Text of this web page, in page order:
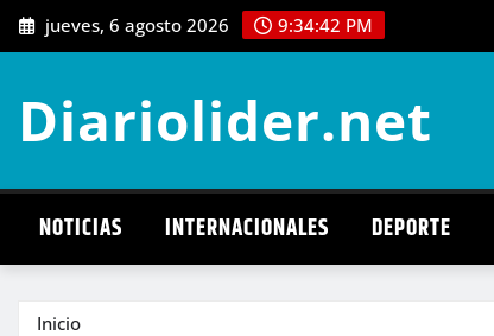
Saltar
al
jueves, 6 agosto 2026 9:34:43 PM
Diariolider.net
NOTICIAS INTERNACIONALES DEPORTE
Inicio